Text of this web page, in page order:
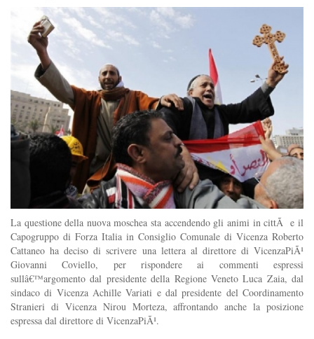
La questione della nuova moschea sta accendendo gli animi in cittÃ e il
Capogruppo di Forza Italia in Consiglio Comunale di Vicenza Roberto
Cattaneo ha deciso di scrivere una lettera al direttore di VicenzaPiÃ¹
Giovanni Coviello, per rispondere ai commenti espressi
sullâ€™argomento dal presidente della Regione Veneto Luca Zaia, dal
sindaco di Vicenza Achille Variati e dal presidente del Coordinamento
Stranieri di Vicenza Nirou Morteza, affrontando anche la posizione
espressa dal direttore di VicenzaPiÃ¹.